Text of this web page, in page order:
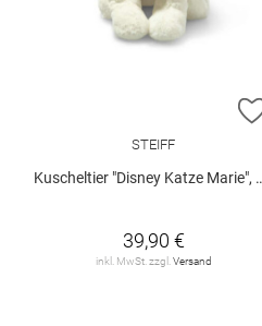
STEIFF
Kuscheltier "Disney Katze Marie", 24 cm
39,90 €
inkl. MwSt. zzgl. Versand